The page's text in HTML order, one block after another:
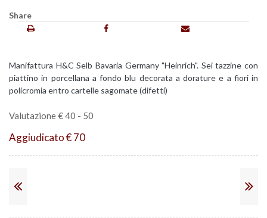
Share
Manifattura H&C Selb Bavaria Germany "Heinrich". Sei tazzine con
piattino in porcellana a fondo blu decorata a dorature e a fiori in
policromia entro cartelle sagomate (difetti)
Valutazione € 40 - 50
Aggiudicato € 70